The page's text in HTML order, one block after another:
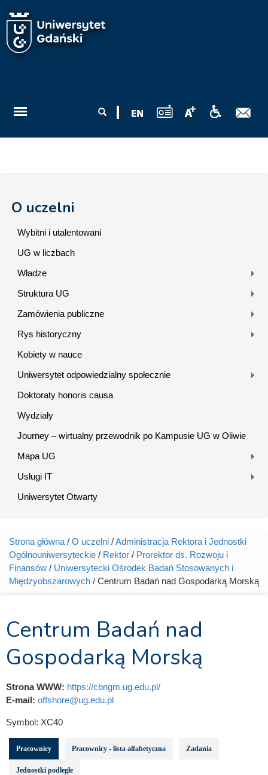
wyszukiwania
O uczelni
Wybitni i utalentowani
UG w liczbach
Władze
Struktura UG
Zamówienia publiczne
Rys historyczny
Kobiety w nauce
Uniwersytet odpowiedzialny społecznie
Doktoraty honoris causa
Wydziały
Journey – wirtualny przewodnik po Kampusie UG w Oliwie
Mapa UG
Usługi IT
Uniwersytet Otwarty
Jesteś tutaj
Strona główna / O uczelni /Administracja Rektora i Jednostki
Ogólnouniwersyteckie / Rektor / Prorektor ds. Rozwoju i
Finansów / Uniwersytecki Ośrodek Badań Stosowanych i
Międzyobszarowych / Centrum Badań nad Gospodarką Morską
Centrum Badań nad
Gospodarką Morską
Strona WWW: https://cbngm.ug.edu.pl/
E-mail: offshore@ug.edu.pl
Symbol: XC40
Pracownicy Pracownicy - lista alfabetyczna Zadania
Jednostki podległe